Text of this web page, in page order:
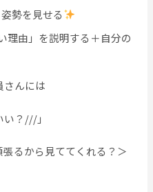
勢を見せる
理由」を説明する＋自分の
さんには
い？///」
張るから見ててくれる？＞